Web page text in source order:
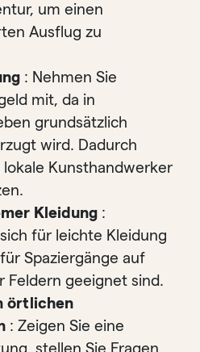
um einen
Ausflug zu
: Nehmen Sie
mit, da in
grundsätzlich
wird. Dadurch
Kunsthandwerker
Kleidung :
für leichte Kleidung
Spaziergänge auf
Feldern geeignet sind.
örtlichen
: Zeigen Sie eine
stellen Sie Fragen